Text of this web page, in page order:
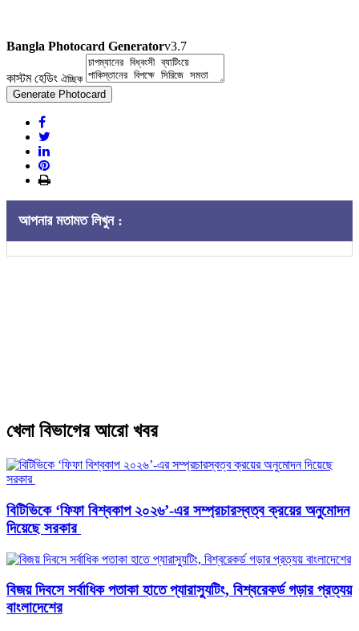
Bangla Photocard Generatorv3.7
কাস্টম হেডিং ঐচ্ছিক
Generate Photocard
আপনার মতামত লিখুন :
খেলা বিভাগের আরো খবর
বিটিভিকে ‘ফিফা বিশ্বকাপ ২০২৬’-এর সম্প্রচারস্বত্ব ক্রয়ের অনুমোদন
দিয়েছে সরকার
বিজয় দিবসে সর্বাধিক পতাকা হাতে প্যারাস্যুটিং, বিশ্বরেকর্ড গড়ার প্রত্যয়
বাংলাদেশের